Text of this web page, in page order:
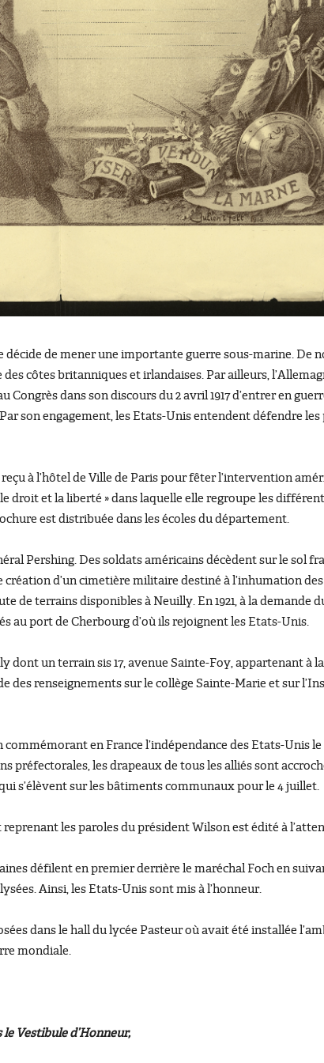
décide de mener une importante guerre sous-marine.
côtes britanniques et irlandaises. Par ailleurs,
dans son discours du 2 avril 1917 d’entrer en
son engagement, les Etats-Unis entendent défendre
à l’hôtel de Ville de Paris pour fêter l’intervention
droit et la liberté » dans laquelle elle regroupe les
est distribuée dans les écoles du département.
Pershing. Des soldats américains décèdent sur le sol
d’un cimetière militaire destiné à l’inhumation
de terrains disponibles à Neuilly. En 1921, à la demande
au port de Cherbourg d’où ils rejoignent les Etats-Unis.
un terrain sis 17, avenue Sainte-Foy, appartenant à
des renseignements sur le collège Sainte-Marie et sur
en France l’indépendance des Etats-Unis
les drapeaux de tous les alliés sont
s’élèvent sur les bâtiments communaux pour le 4 juillet.
les paroles du président Wilson est édité à
défilent en premier derrière le maréchal Foch en
Ainsi, les Etats-Unis sont mis à l’honneur.
dans le hall du lycée Pasteur où avait été installée
mondiale.
Vestibule d’Honneur,